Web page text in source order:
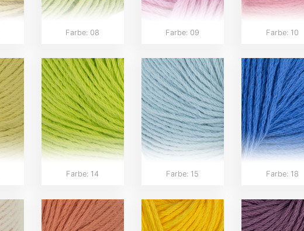
Farbe: 08 Farbe: 09 Farbe: 10
Farbe: 14 Farbe: 15 Farbe: 18